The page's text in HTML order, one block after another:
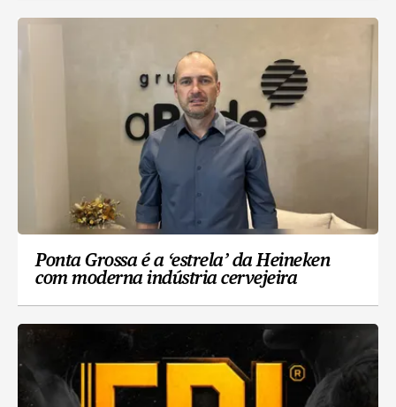
Ponta Grossa é a ‘estrela’ da Heineken
com moderna indústria cervejeira